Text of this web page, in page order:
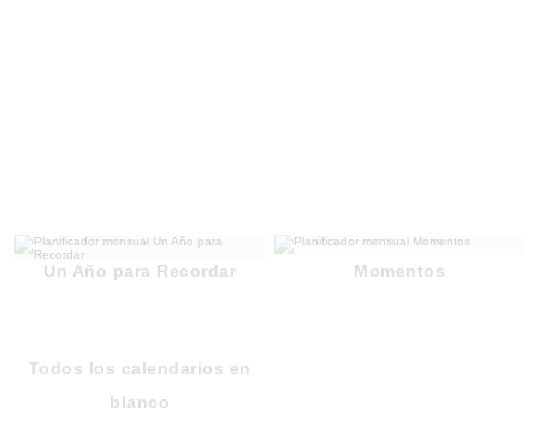
Un Año para Recordar Momentos
Todos los calendarios en
blanco